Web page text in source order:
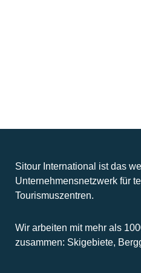
Sitour International ist das
Unternehmensnetzwerk für
Tourismuszentren.
Wir arbeiten mit mehr als
zusammen: Skigebiete,